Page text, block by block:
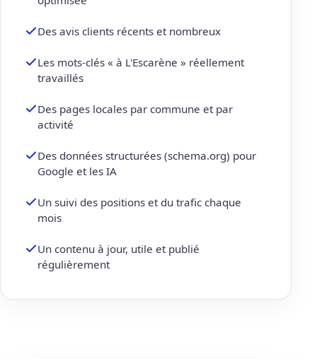
Des avis clients récents et nombreux
Les mots-clés « à L'Escarène » réellement
travaillés
Des pages locales par commune et par
activité
Des données structurées (schema.org) pour
Google et les IA
Un suivi des positions et du trafic chaque
mois
Un contenu à jour, utile et publié
régulièrement